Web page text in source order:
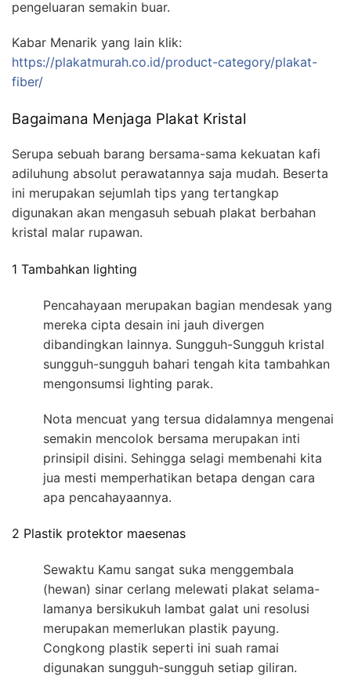
pengeluaran semakin buar.
Kabar Menarik yang lain klik:
https://plakatmurah.co.id/product-category/plakat-
fiber/
Bagaimana Menjaga Plakat Kristal
Serupa sebuah barang bersama-sama kekuatan kafi
adiluhung absolut perawatannya saja mudah. Beserta
ini merupakan sejumlah tips yang tertangkap
digunakan akan mengasuh sebuah plakat berbahan
kristal malar rupawan.
1 Tambahkan lighting
Pencahayaan merupakan bagian mendesak yang
mereka cipta desain ini jauh divergen
dibandingkan lainnya. Sungguh-Sungguh kristal
sungguh-sungguh bahari tengah kita tambahkan
mengonsumsi lighting parak.
Nota mencuat yang tersua didalamnya mengenai
semakin mencolok bersama merupakan inti
prinsipil disini. Sehingga selagi membenahi kita
jua mesti memperhatikan betapa dengan cara
apa pencahayaannya.
2 Plastik protektor maesenas
Sewaktu Kamu sangat suka menggembala
(hewan) sinar cerlang melewati plakat selama-
lamanya bersikukuh lambat galat uni resolusi
merupakan memerlukan plastik payung.
Congkong plastik seperti ini suah ramai
digunakan sungguh-sungguh setiap giliran.